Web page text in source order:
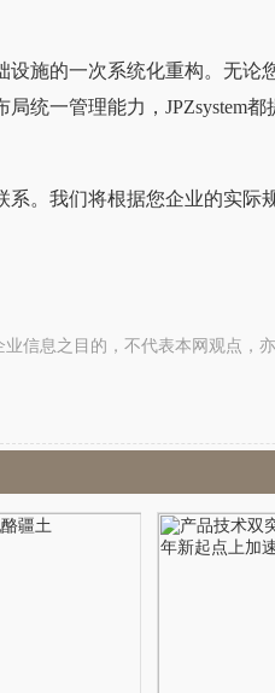
施的一次系统化重构。无论
统一管理能力，JPZsystem
。我们将根据您企业的实际
信息之目的，不代表本网观点，